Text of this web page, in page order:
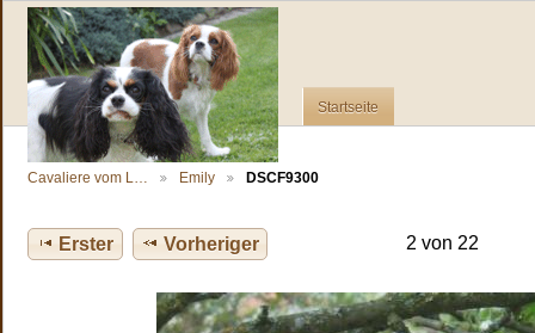
Startseite
Cavaliere vom L… Emily DSCF9300
Erster Vorheriger 2 von 22